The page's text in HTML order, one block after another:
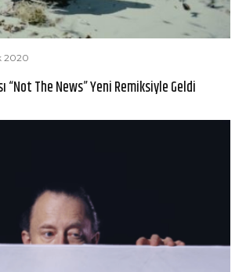
2020
“Not The News” Yeni Remiksiyle Geldi